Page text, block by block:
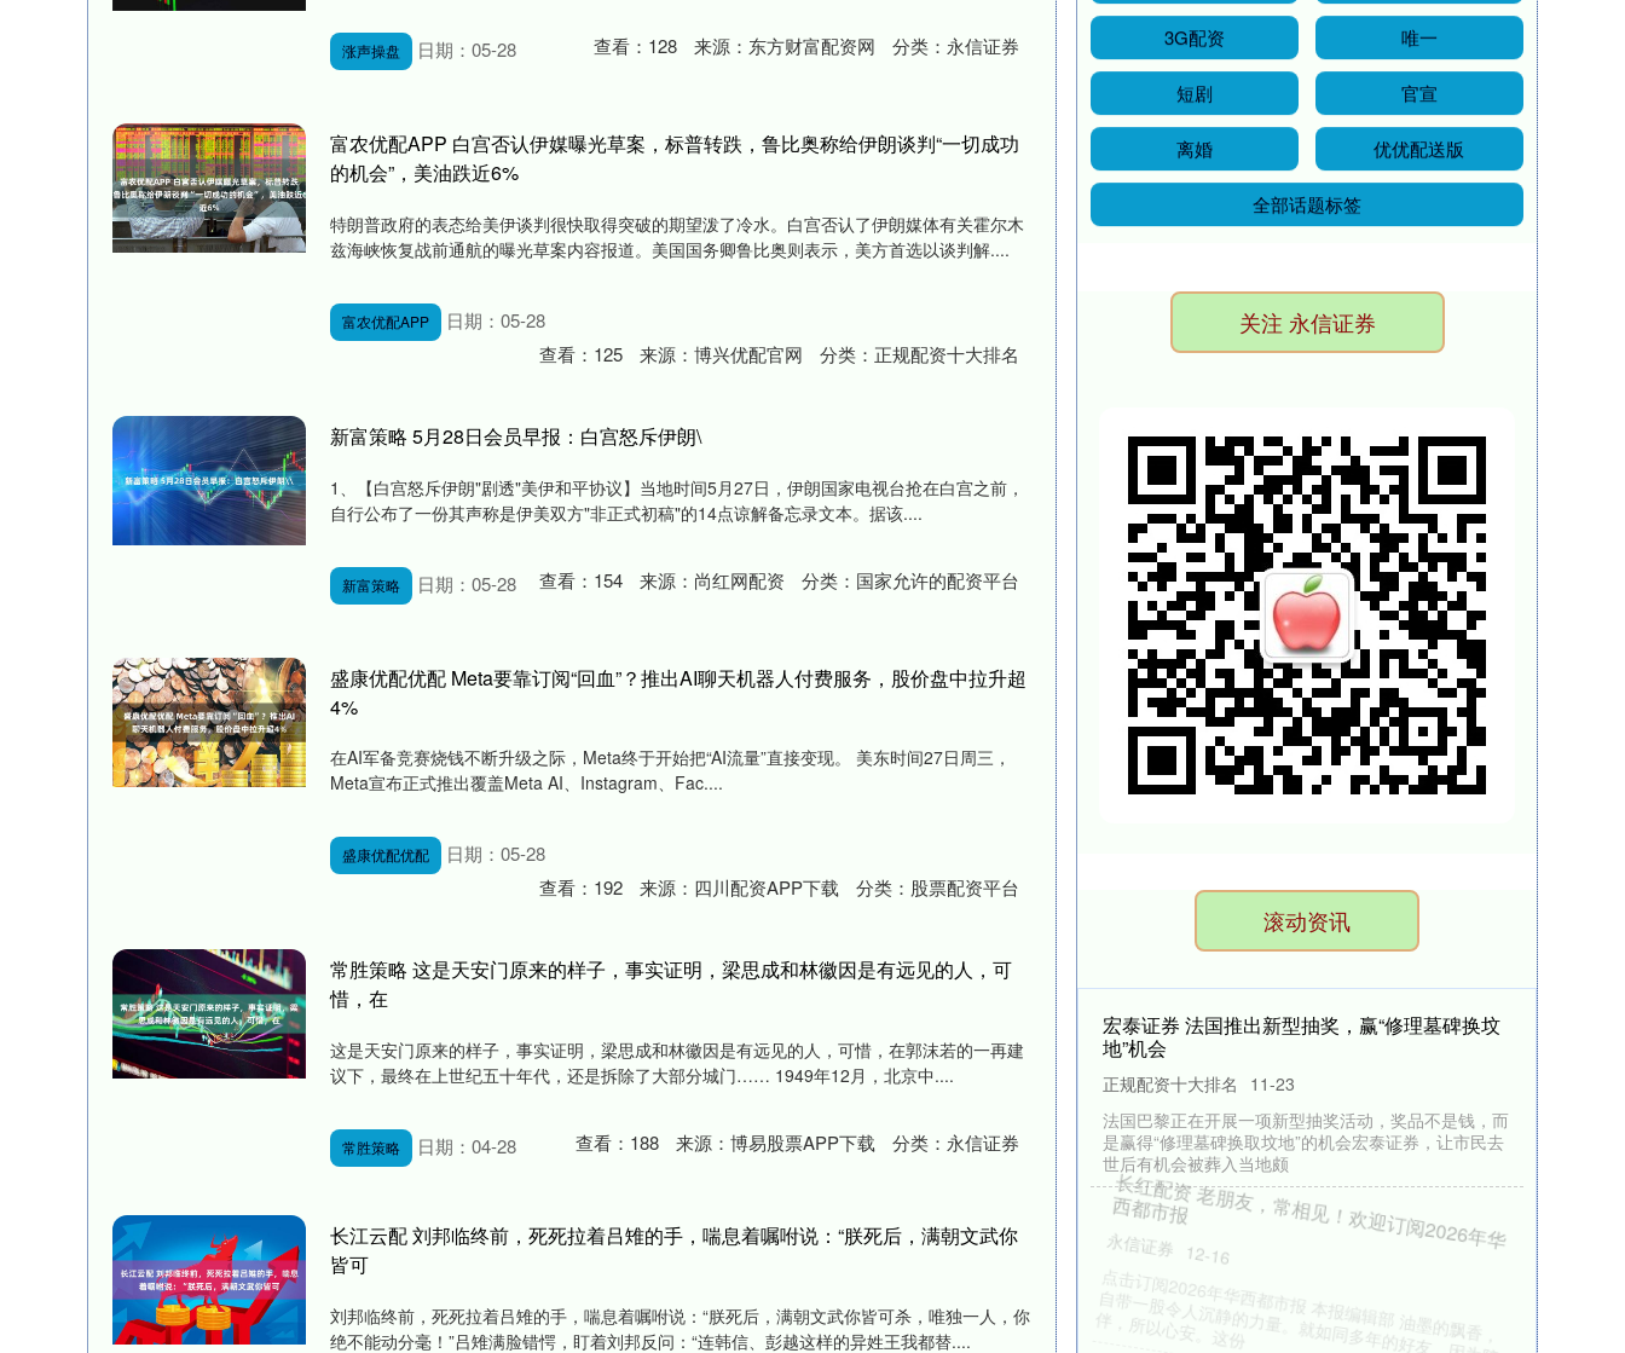
涨声操盘 日期：05-28 查看： 128 来源： 东方财富配资网 分类： 永信证券
富农优配APP 白宫否认伊媒曝光草案，标普转跌，鲁比奥称给伊朗谈判“一切成功
的机会”，美油跌近6%
特朗普政府的表态给美伊谈判很快取得突破的期望泼了冷水。白宫否认了伊朗媒体有关霍尔木
兹海峡恢复战前通航的曝光草案内容报道。美国国务卿鲁比奥则表示，美方首选以谈判解....
富农优配APP
日期：05-28
查看： 125 来源： 博兴优配官网 分类： 正规配资十大排名
新富策略 5月28日会员早报：白宫怒斥伊朗\
1、【白宫怒斥伊朗"剧透"美伊和平协议】当地时间5月27日，伊朗国家电视台抢在白宫之前，
自行公布了一份其声称是伊美双方"非正式初稿"的14点谅解备忘录文本。据该....
新富策略 日期：05-28 查看： 154 来源： 尚红网配资 分类： 国家允许的配资平台
盛康优配优配 Meta要靠订阅“回血”？推出AI聊天机器人付费服务，股价盘中拉升超
4%
在AI军备竞赛烧钱不断升级之际，Meta终于开始把“AI流量”直接变现。 美东时间27日周三，
Meta宣布正式推出覆盖Meta AI、Instagram、Fac....
盛康优配优配
日期：05-28
查看： 192 来源： 四川配资APP下载 分类： 股票配资平台
常胜策略 这是天安门原来的样子，事实证明，梁思成和林徽因是有远见的人，可
惜，在
这是天安门原来的样子，事实证明，梁思成和林徽因是有远见的人，可惜，在郭沫若的一再建
议下，最终在上世纪五十年代，还是拆除了大部分城门…… 1949年12月，北京中....
常胜策略 日期：04-28 查看： 188 来源： 博易股票APP下载 分类： 永信证券
长江云配 刘邦临终前，死死拉着吕雉的手，喘息着嘱咐说：“朕死后，满朝文武你
皆可
刘邦临终前，死死拉着吕雉的手，喘息着嘱咐说：“朕死后，满朝文武你皆可杀，唯独一人，你
绝不能动分毫！”吕雉满脸错愕，盯着刘邦反问：“连韩信、彭越这样的异姓王我都替....
3G配资 唯一
短剧 官宣
离婚 优优配送版
全部话题标签
关注 永信证券
滚动资讯
宏泰证券 法国推出新型抽奖，赢“修理墓碑换坟
地”机会
正规配资十大排名
11-23
法国巴黎正在开展一项新型抽奖活动，奖品不是钱，而
是赢得“修理墓碑换取坟地”的机会宏泰证券，让市民去
世后有机会被葬入当地颇
长红配资 老朋友，常相见！欢迎订阅2026年华
西都市报
12-16
点击订阅2026年华西都市报 本报编辑部 油墨的飘香，
自带一股令人沉静的力量。就如同多年的好友，因为陪